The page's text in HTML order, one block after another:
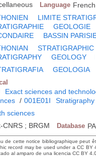
Language French
LIMITE
GEOLOGIE
BASSIN
GEOLOGY
GEOLOGIA
Exact sciences and
/ 001E01I Stratigraphy
sciences
CNRS ; BRGM Database
de cette notice bibliographique peut
record may be used under a CC
al amparo de una licencia CC BY